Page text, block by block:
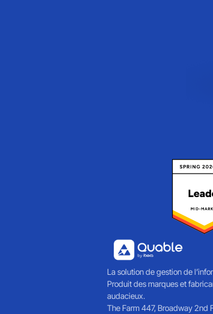
La solution de gestion de
Produit des marques et
audacieux.
The Farm 447, Broadway 2nd